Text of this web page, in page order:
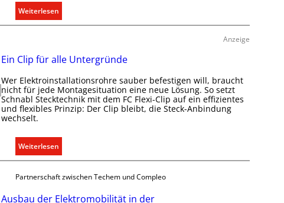
b
e
r
s
g
e
c
h
e
r
Weiterlesen:
T
k
m
m
u
k
a
o
Anzeige
Ein Clip für alle Untergründe
Wer Elektroinstallationsrohre sauber befestigen will, braucht
nicht für jede Montagesituation eine neue Lösung. So setzt
Schnabl Stecktechnik mit dem FC Flexi-Clip auf ein effizientes
und flexibles Prinzip: Der Clip bleibt, die Steck-Anbindung
wechselt.
Weiterlesen:
E
n
C
Partnerschaft zwischen Techem und Compleo
Ausbau der Elektromobilität in der